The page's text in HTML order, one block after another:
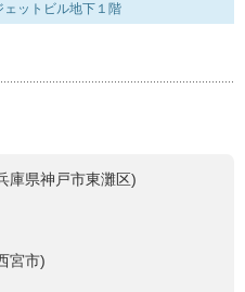
ットビル地下１階
庫県神戸市東灘区)
宮市)